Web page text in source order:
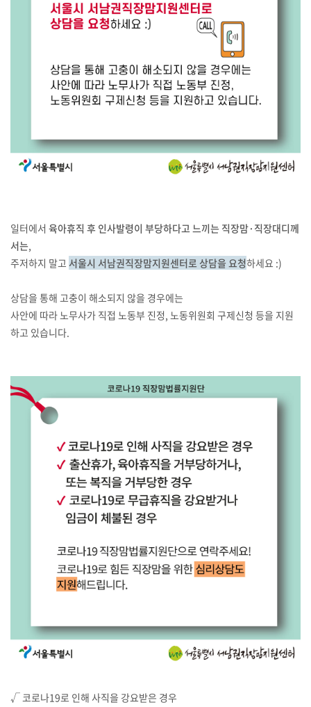
일터에서 육아휴직 후 인사발령이 부당하다고 느끼는 직장맘·직장대디께
서는,
주저하지 말고 서울시 서남권직장맘지원센터로 상담을 요청하세요 :)
상담을 통해 고충이 해소되지 않을 경우에는
사안에 따라 노무사가 직접 노동부 진정, 노동위원회 구제신청 등을 지원
하고 있습니다.
√ 코로나19로 인해 사직을 강요받은 경우